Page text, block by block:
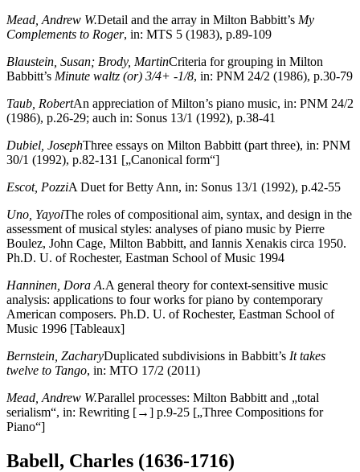
Mead, Andrew W.Detail and the array in Milton Babbitt’s My
Complements to Roger, in: MTS 5 (1983), p.89-109
Blaustein, Susan; Brody, MartinCriteria for grouping in Milton
Babbitt’s Minute waltz (or) 3/4+ -1/8, in: PNM 24/2 (1986), p.30-79
Taub, RobertAn appreciation of Milton’s piano music, in: PNM 24/2
(1986), p.26-29; auch in: Sonus 13/1 (1992), p.38-41
Dubiel, JosephThree essays on Milton Babbitt (part three), in: PNM
30/1 (1992), p.82-131 [„Canonical form“]
Escot, PozziA Duet for Betty Ann, in: Sonus 13/1 (1992), p.42-55
Uno, YayoiThe roles of compositional aim, syntax, and design in the
assessment of musical styles: analyses of piano music by Pierre
Boulez, John Cage, Milton Babbitt, and Iannis Xenakis circa 1950.
Ph.D. U. of Rochester, Eastman School of Music 1994
Hanninen, Dora A.A general theory for context-sensitive music
analysis: applications to four works for piano by contemporary
American composers. Ph.D. U. of Rochester, Eastman School of
Music 1996 [Tableaux]
Bernstein, ZacharyDuplicated subdivisions in Babbitt’s It takes
twelve to Tango, in: MTO 17/2 (2011)
Mead, Andrew W.Parallel processes: Milton Babbitt and „total
serialism“, in: Rewriting [→] p.9-25 [„Three Compositions for
Piano“]
Babell, Charles (1636-1716)